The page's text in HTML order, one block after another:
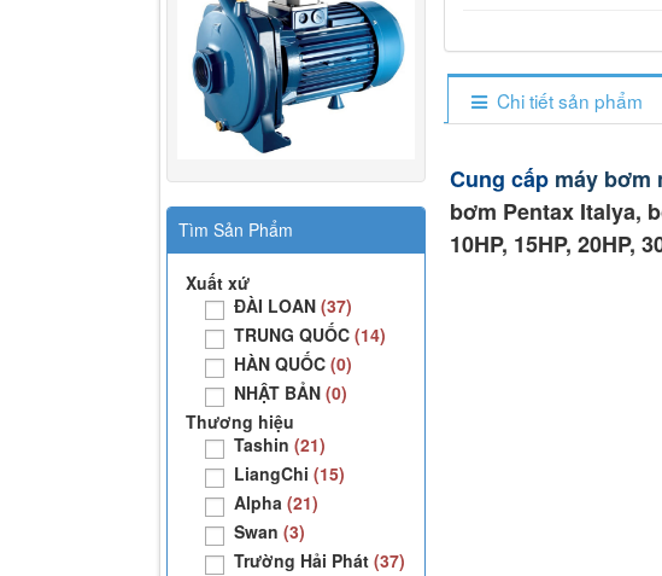
Chi tiết sản phẩm
Cung cấp máy bơm
bơm Pentax Italya,
10HP, 15HP, 20HP,
Tìm Sản Phẩm
Xuất xứ
ĐÀI LOAN (37)
TRUNG QUỐC (14)
HÀN QUỐC (0)
NHẬT BẢN (0)
Thương hiệu
Tashin (21)
LiangChi (15)
Alpha (21)
Swan (3)
Trường Hải Phát (37)